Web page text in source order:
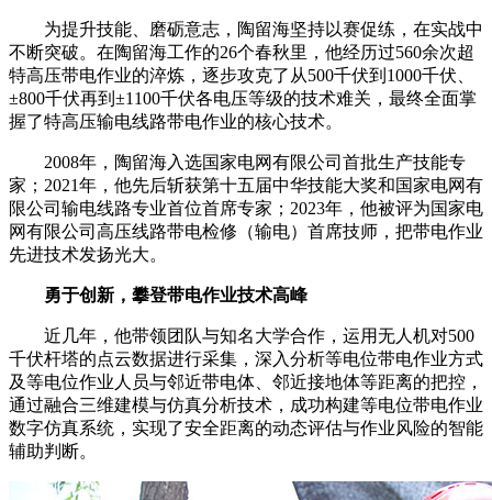
为提升技能、磨砺意志，陶留海坚持以赛促练，在实战中
不断突破。在陶留海工作的26个春秋里，他经历过560余次超
特高压带电作业的淬炼，逐步攻克了从500千伏到1000千伏、
±800千伏再到±1100千伏各电压等级的技术难关，最终全面掌
握了特高压输电线路带电作业的核心技术。
2008年，陶留海入选国家电网有限公司首批生产技能专
家；2021年，他先后斩获第十五届中华技能大奖和国家电网有
限公司输电线路专业首位首席专家；2023年，他被评为国家电
网有限公司高压线路带电检修（输电）首席技师，把带电作业
先进技术发扬光大。
勇于创新，攀登带电作业技术高峰
近几年，他带领团队与知名大学合作，运用无人机对500
千伏杆塔的点云数据进行采集，深入分析等电位带电作业方式
及等电位作业人员与邻近带电体、邻近接地体等距离的把控，
通过融合三维建模与仿真分析技术，成功构建等电位带电作业
数字仿真系统，实现了安全距离的动态评估与作业风险的智能
辅助判断。